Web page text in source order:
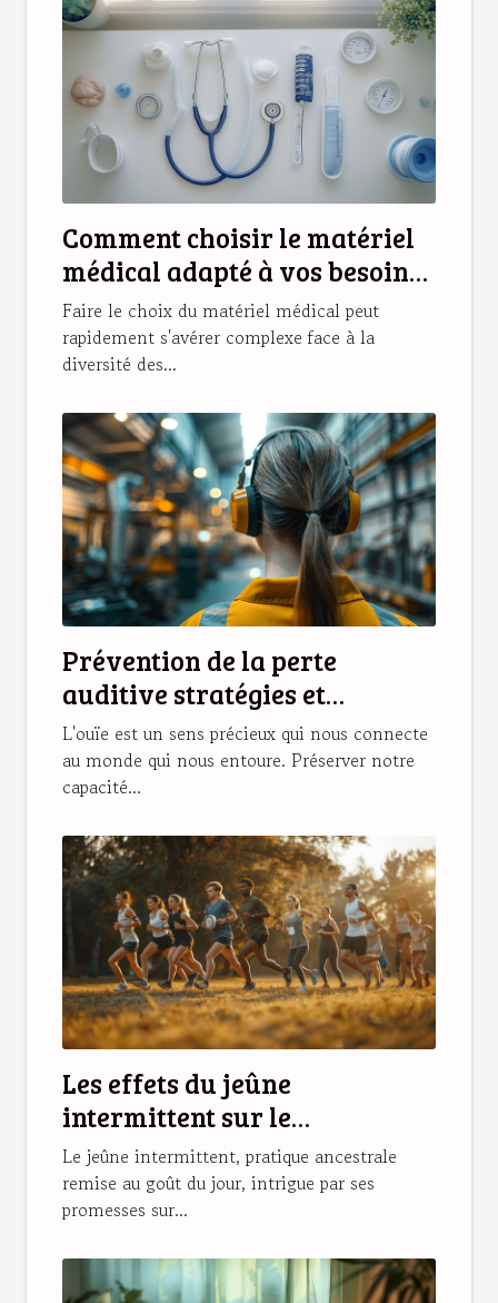
Comment choisir le matériel
médical adapté à vos besoins
?
Faire le choix du matériel médical peut
rapidement s'avérer complexe face à la
diversité des...
Prévention de la perte
auditive stratégies et
habitudes saines pour
protéger son ouïe
L'ouïe est un sens précieux qui nous connecte
au monde qui nous entoure. Préserver notre
capacité...
Les effets du jeûne
intermittent sur le
métabolisme
Le jeûne intermittent, pratique ancestrale
remise au goût du jour, intrigue par ses
promesses sur...